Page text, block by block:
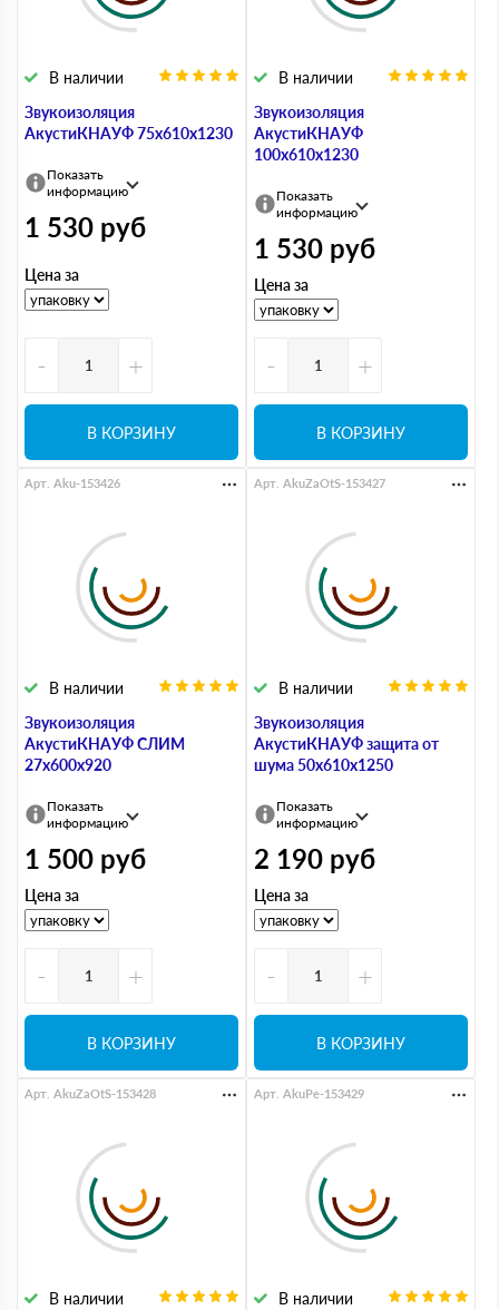
Звукоизоляция
АкустиКНАУФ 75х610х1230
В наличии
Показать
информацию
1 530 руб
Цена за
- +
В КОРЗИНУ
Звукоизоляция
АкустиКНАУФ
100х610х1230
В наличии
Показать
информацию
1 530 руб
Цена за
- +
В КОРЗИНУ
Звукоизоляция
АкустиКНАУФ СЛИМ
27х600х920
В наличии
Арт. Aku-153426
Показать
информацию
1 500 руб
Цена за
- +
В КОРЗИНУ
Звукоизоляция
АкустиКНАУФ защита от
шума 50х610х1250
В наличии
Арт. AkuZaOtS-153427
Показать
информацию
2 190 руб
Цена за
- +
В КОРЗИНУ
В наличии
Арт. AkuZaOtS-153428
В наличии
Арт. AkuPe-153429